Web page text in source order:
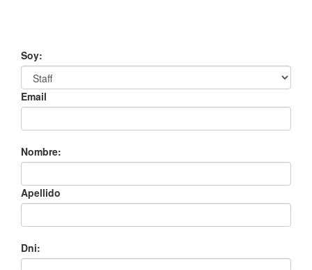
Soy:
Email
Nombre:
Apellido
Dni: